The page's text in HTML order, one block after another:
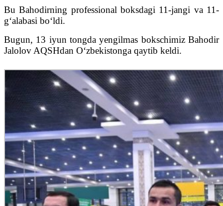
Bu Bahodirning professional boksdagi 11-jangi va 11-
g‘alabasi bo‘ldi.
Bugun, 13 iyun tongda yengilmas bokschimiz Bahodir
Jalolov AQSHdan O‘zbekistonga qaytib keldi.